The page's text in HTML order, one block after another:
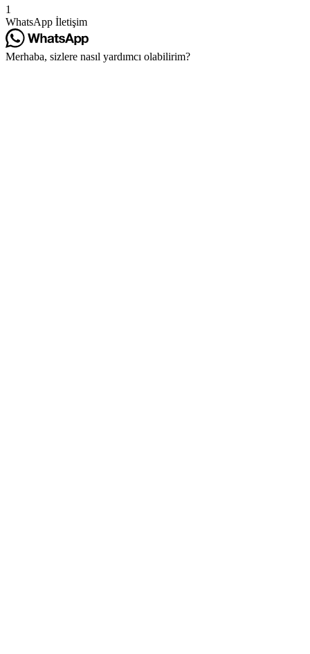
1
WhatsApp İletişim
Merhaba, sizlere nasıl yardımcı olabilirim?